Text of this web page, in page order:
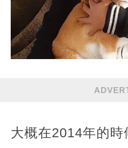
大概在2014年的